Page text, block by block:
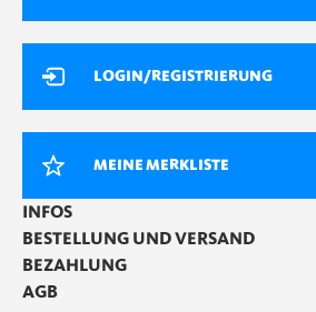
LOGIN/REGISTRIERUNG
MEINE MERKLISTE
INFOS
BESTELLUNG UND VERSAND
BEZAHLUNG
AGB